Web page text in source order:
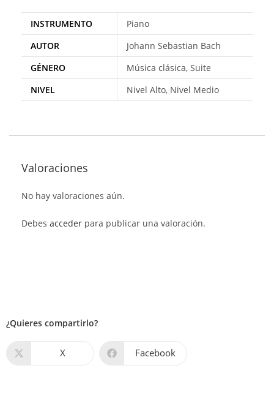
¿Quieres compartirlo?
X Facebook
INSTRUMENTO
Piano
AUTOR
Johann Sebastian Bach
GÉNERO
Música clásica, Suite
NIVEL
Nivel Alto, Nivel Medio
Valoraciones
No hay valoraciones aún.
Debes acceder para publicar una valoración.